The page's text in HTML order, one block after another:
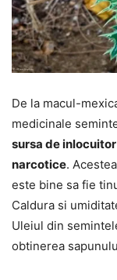
De la macul-
medicinale
sursa de
narcotice.
este bine sa fie
Caldura si
Uleiul din
obtinerea